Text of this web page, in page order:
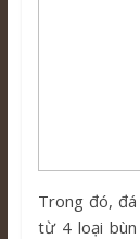
Trong đó,
từ 4 loại bùn